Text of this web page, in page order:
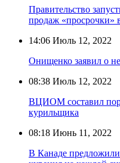
Правительство
продаж «просрочки»
14:06 Июль 12, 2022
Онищенко заявил о
08:38 Июль 12, 2022
ВЦИОМ составил
курильщика
08:18 Июнь 11, 2022
В Канаде предложили